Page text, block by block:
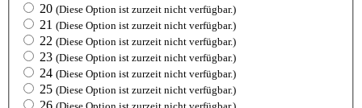
20 (Diese Option ist zurzeit nicht verfügbar.)
21 (Diese Option ist zurzeit nicht verfügbar.)
22 (Diese Option ist zurzeit nicht verfügbar.)
23 (Diese Option ist zurzeit nicht verfügbar.)
24 (Diese Option ist zurzeit nicht verfügbar.)
25 (Diese Option ist zurzeit nicht verfügbar.)
26